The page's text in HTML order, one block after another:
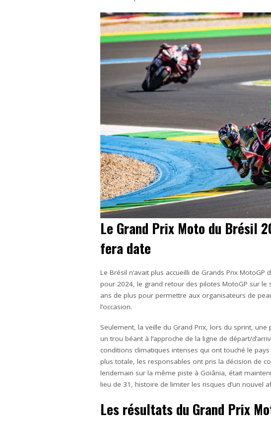
Le Grand Prix Moto du Brésil
fera date
Le Brésil n’avait plus accueilli de Grands Prix
pour 2024, le grand retour des pilotes MotoGP sur
ans de plus pour permettre aux organisateurs de
l’occasion.
Seulement, la veille du Grand Prix, lors du sprint, une
un trou béant à l’approche de la ligne de départ/
conditions climatiques intenses qui ont touché le
plus totale, les responsables ont pris la décision de
lendemain sur la même piste à Goiânia, était
lieu de 31, histoire de limiter les risques d’un nouvel
Les résultats du Grand Prix